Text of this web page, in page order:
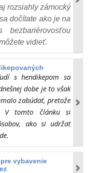
rozsiahly zámocký
dočítate ako je na
vidieť.
s hendikepom sa
dobe je to však
zabúdať, pretože
V tomto článku si
ako si udržať
vybavenie